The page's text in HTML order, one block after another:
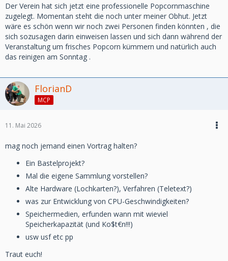
Der Verein hat sich jetzt eine professionelle Popcornmaschine
zugelegt. Momentan steht die noch unter meiner Obhut. Jetzt
wäre es schön wenn wir noch zwei Personen finden könnten , die
sich sozusagen darin einweisen lassen und sich dann während der
Veranstaltung um frisches Popcorn kümmern und natürlich auch
das reinigen am Sonntag .
FlorianD
MCP
11. Mai 2026
mag noch jemand einen Vortrag halten?
Ein Bastelprojekt?
Mal die eigene Sammlung vorstellen?
Alte Hardware (Lochkarten?), Verfahren (Teletext?)
was zur Entwicklung von CPU-Geschwindigkeiten?
Speichermedien, erfunden wann mit wieviel
Speicherkapazität (und Ko$t€n!!!)
usw usf etc pp
Traut euch!